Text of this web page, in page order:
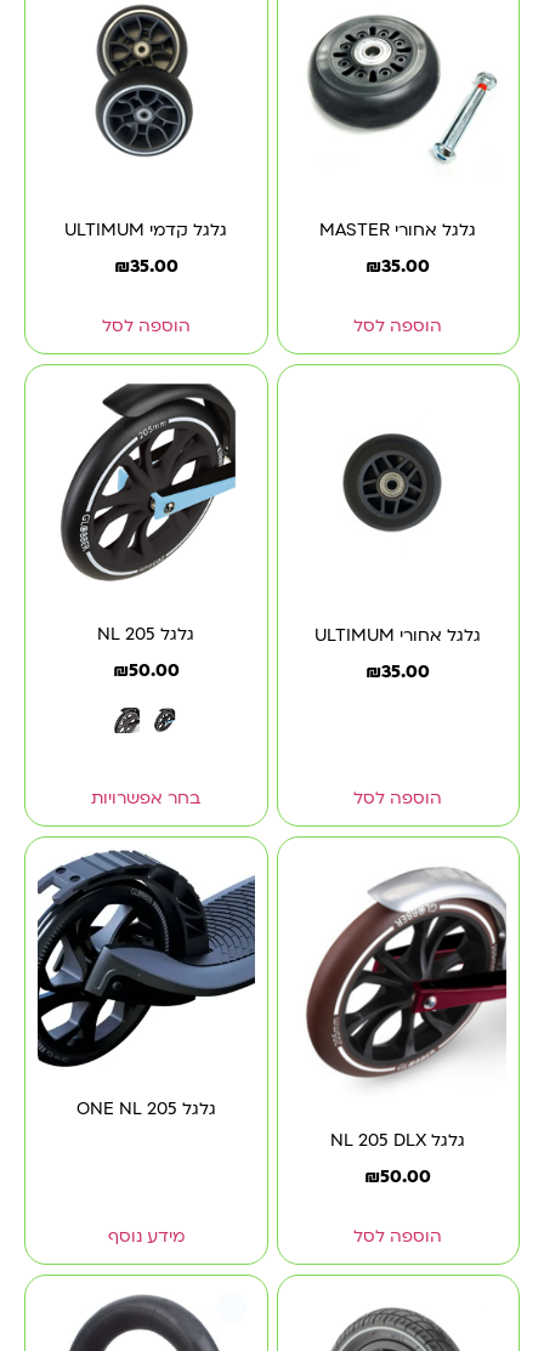
גלגל אחורי MASTER
₪35.00
הוספה לסל
גלגל קדמי ULTIMUM
₪35.00
הוספה לסל
גלגל אחורי ULTIMUM
₪35.00
הוספה לסל
גלגל NL 205
₪50.00
בחר אפשרויות
גלגל NL 205 DLX
₪50.00
הוספה לסל
גלגל ONE NL 205
מידע נוסף